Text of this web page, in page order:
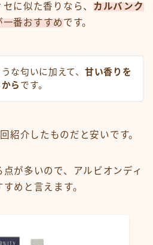
に似た香りなら、 カルバンク
一番おすすめ です。
な匂いに加えて、 甘い香りを
ら です。
紹介したものだと安いです。
が多いので、アルビオンディ
めと言えます。